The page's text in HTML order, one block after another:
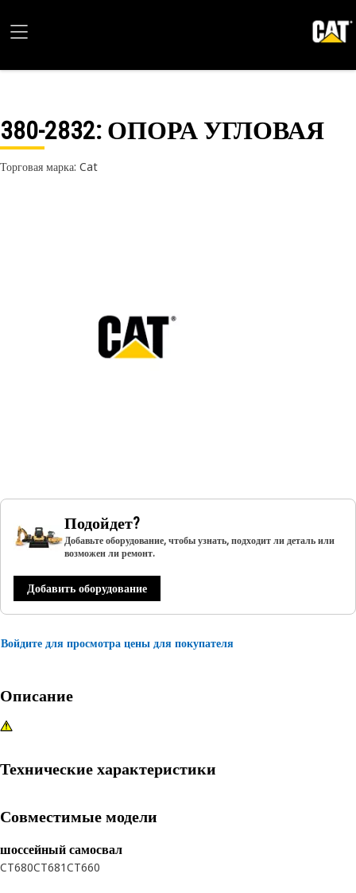
380-2832: ОПОРА УГЛОВАЯ
Торговая марка: Cat
Подойдет?
Добавьте оборудование, чтобы узнать, подходит ли деталь или
возможен ли ремонт.
Добавить оборудование
Войдите для просмотра цены для покупателя
Описание
Технические характеристики
Совместимые модели
шоссейный самосвал
CT680CT681CT660